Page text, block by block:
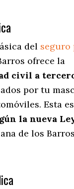
del seguro
ofrece la
civil a
por tu
Esta
la nueva
de los